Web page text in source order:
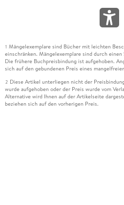
1 Mängelexemplare sind Bücher mit leichten
einschränken. Mängelexemplare sind durch
Die frühere Buchpreisbindung ist aufgehoben.
sich auf den gebundenen Preis eines
2 Diese Artikel unterliegen nicht der
wurde aufgehoben oder der Preis wurde vom
Alternative wird Ihnen auf der Artikelseite
beziehen sich auf den vorherigen Preis.